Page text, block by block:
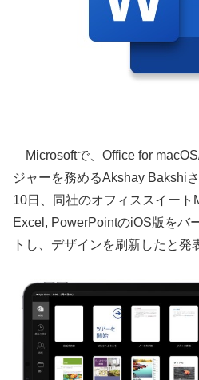
Microsoftで、Office for
ジャーを務めるAkshay Bakshi
10日、同社のオフィススイート
Excel, PowerPointのiOS版をバ
トし、デザインを刷新したと発